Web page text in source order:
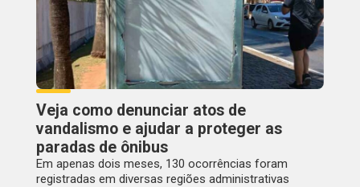
Veja como denunciar atos de
vandalismo e ajudar a proteger as
paradas de ônibus
Em apenas dois meses, 130 ocorrências foram
registradas em diversas regiões administrativas